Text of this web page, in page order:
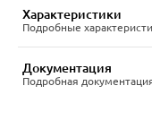
Характеристики
Подробные
Документация
Подробная